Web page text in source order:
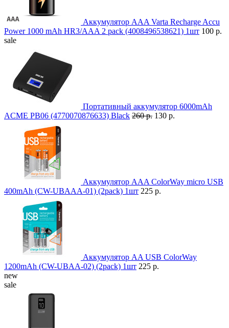
Аккумулятор AAA Varta Recharge Accu
Power 1000 mAh HR3/AAA 2 pack (4008496538621) 1шт 100 р.
sale
Портативный аккумулятор 6000mAh
ACME PB06 (4770070876633) Black 260 р. 130 р.
Аккумулятор AAA ColorWay micro USB
400mAh (CW-UBAAA-01) (2pack) 1шт 225 р.
Аккумулятор AA USB ColorWay
1200mAh (CW-UBAA-02) (2pack) 1шт 225 р.
new
sale